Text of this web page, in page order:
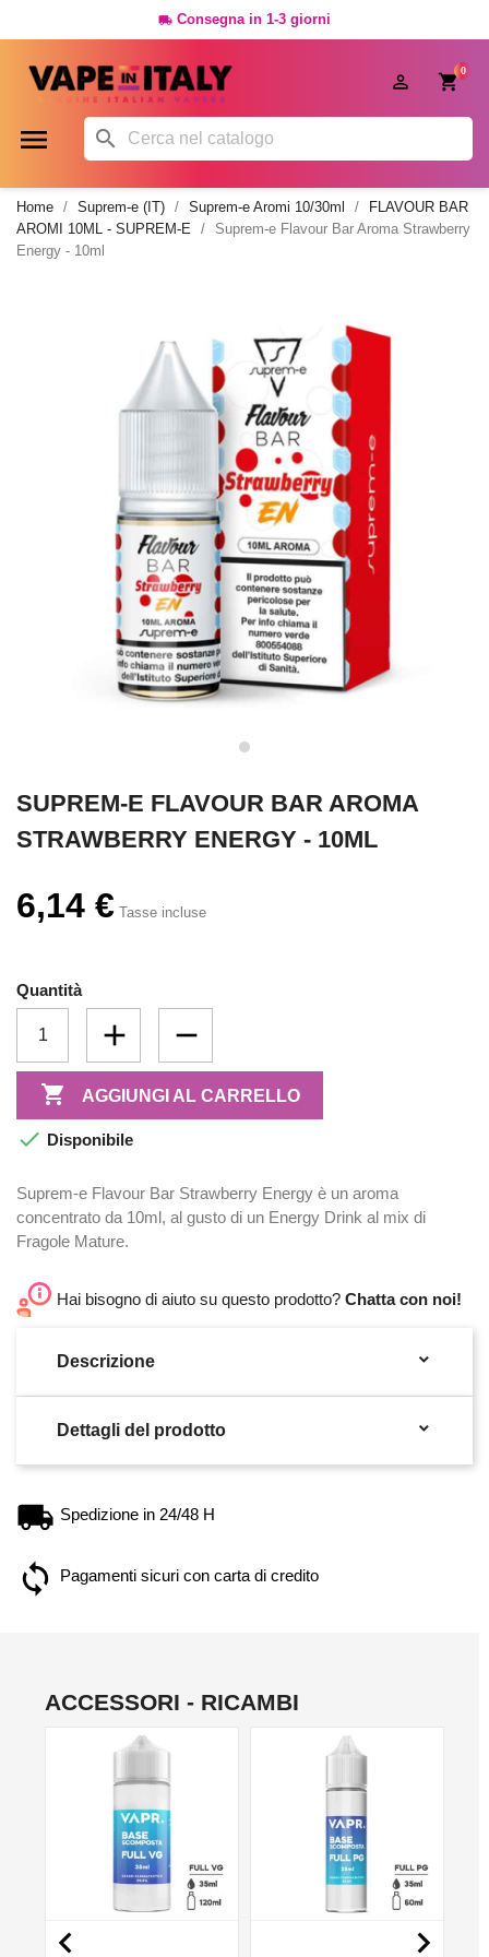
 Consegna in 1-3 giorni
0

 
Home Suprem-e (IT) Suprem-e Aromi 10/30ml
FLAVOUR BAR
AROMI 10ML - SUPREM-E
Suprem-e Flavour Bar Aroma Strawberry
Energy - 10ml
SUPREM-E FLAVOUR BAR AROMA
STRAWBERRY ENERGY - 10ML
6,14 € Tasse incluse
Quantità
 AGGIUNGI AL CARRELLO
 Disponibile
Suprem-e Flavour Bar Strawberry Energy è un aroma
concentrato da 10ml, al gusto di un Energy Drink al mix di
Fragole Mature.
Hai bisogno di aiuto su questo prodotto? Chatta con noi!
Descrizione 
Dettagli del prodotto 
Spedizione in 24/48 H
Pagamenti sicuri con carta di credito
ACCESSORI - RICAMBI
 